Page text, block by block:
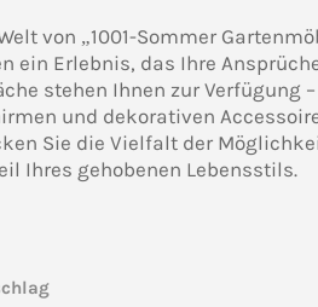
von „1001-Sommer
ein Erlebnis, das Ihre
stehen Ihnen zur
und dekorativen
Sie die Vielfalt der
Ihres gehobenen Lebensstils.